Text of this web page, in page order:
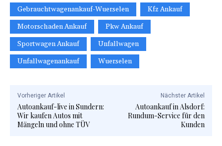
Gebrauchtwagenankauf-Wuerselen
Kfz Ankauf
Motorschaden Ankauf
Pkw Ankauf
Sportwagen Ankauf
Unfallwagen
Unfallwagenankauf
Wuerselen
Vorheriger Artikel
Autoankauf-live in Sundern:
Wir kaufen Autos mit
Mängeln und ohne TÜV
Nächster Artikel
Autoankauf in Alsdorf:
Rundum-Service für den
Kunden